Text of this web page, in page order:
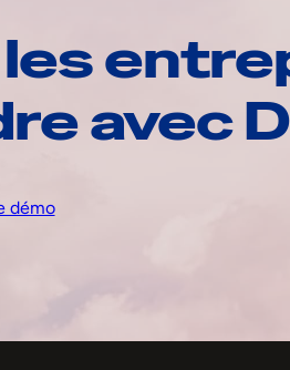
avec
démo